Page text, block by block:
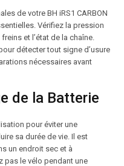
de votre BH iRS1 CARBON
Vérifiez la pression
et l’état de la chaîne.
détecter tout signe d’usure
nécessaires avant
de la Batterie
pour éviter une
sa durée de vie. Il est
un endroit sec et à
pas le vélo pendant une